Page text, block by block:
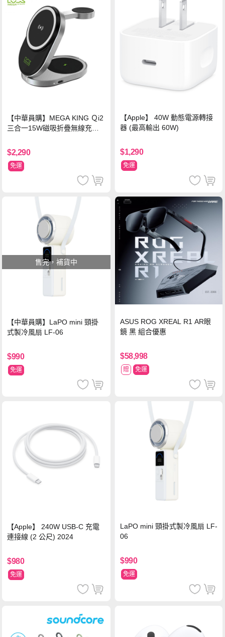
【中華員購】MEGA KING Ｑi2
三合一15W磁吸折疊無線充電
$2,290
免運
【Apple】 40W 動態電源轉接
器 (最高輸出 60W)
$1,290
免運
售完，補貨中
【中華員購】LaPO mini 頸掛
式製冷風扇 LF-06
$990
免運
ASUS ROG XREAL R1 AR眼
鏡 黑 組合優惠
$58,998
贈 免運
【Apple】 240W USB-C 充電
連接線 (2 公尺) 2024
$980
免運
LaPO mini 頸掛式製冷風扇 LF-
06
$990
免運